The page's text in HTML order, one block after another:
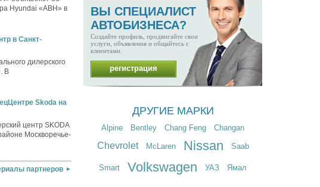
Hyundai «АВН» в
в Санкт-
дилерского
В
Skoda на
центр SKODA
Москворечье-
партнеров
ВЫ СПЕЦИАЛИСТ
АВТОБИЗНЕСА?
Создайте профиль, продвигайте свои
услуги, объявления и общайтесь с
клиентами.
регистрация
ДРУГИЕ МАРКИ
Alpine Bentley Chang Feng Changan
Chevrolet McLaren Nissan Saab
Smart Volkswagen УАЗ Ямал